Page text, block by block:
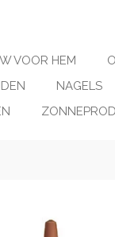
VOOR HEM
NAGELS